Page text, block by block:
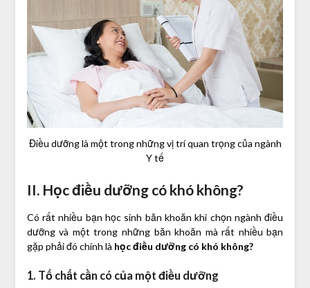
Điều dưỡng là một trong những vị trí quan trọng của ngành
Y tế
II. Học điều dưỡng có khó không?
Có rất nhiều bạn học sinh băn khoăn khi chọn ngành điều
dưỡng và một trong những băn khoăn mà rất nhiều bạn
gặp phải đó chính là học điều dưỡng có khó không?
1. Tố chất cần có của một điều dưỡng